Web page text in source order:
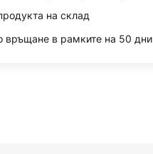
на склад
връщане в рамките на 50 дни